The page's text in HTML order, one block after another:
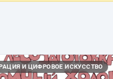
И ЦИФРОВОЕ ИСКУССТВО